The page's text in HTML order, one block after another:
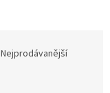
Nejprodávanější